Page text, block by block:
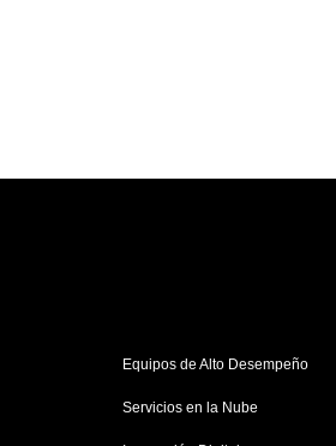
Equipos de Alto Desempeño
Servicios en la Nube